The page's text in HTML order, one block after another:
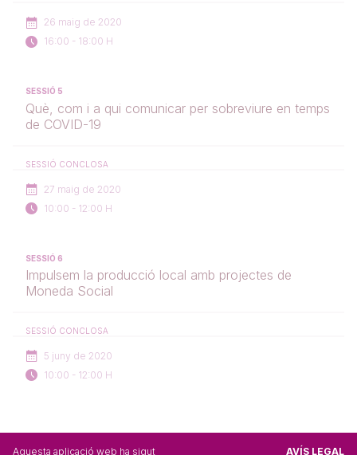
26 maig de 2020
16:00 - 18:00 H
SESSIÓ 5
Què, com i a qui comunicar per sobreviure en temps
de COVID-19
SESSIÓ CONCLOSA
27 maig de 2020
10:00 - 12:00 H
SESSIÓ 6
Impulsem la producció local amb projectes de
Moneda Social
SESSIÓ CONCLOSA
5 juny de 2020
10:00 - 12:00 H
Aquesta aplicació web ha sigut AVÍS LEGAL